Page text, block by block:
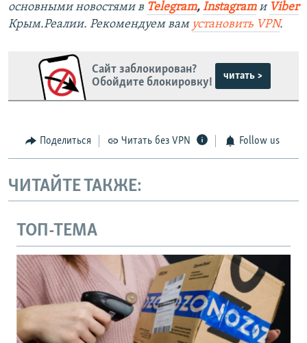
основными новостями в Telegram, Instagramи Viber
Крым.Реалии. Рекомендуем вам установить VPN.
Сайт заблокирован?
Обойдите блокировку!
читать >
Поделиться Читать без VPN Follow us
ЧИТАЙТЕ ТАКЖЕ:
ТОП-ТЕМА